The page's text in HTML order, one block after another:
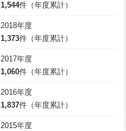
1,544件（年度累計）
2018年度
1,373件（年度累計）
2017年度
1,060件（年度累計）
2016年度
1,837件（年度累計）
2015年度